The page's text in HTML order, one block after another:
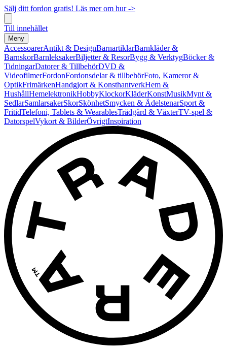
Sälj ditt fordon gratis! Läs mer om hur ->
Till innehållet
Meny
AccessoarerAntikt & DesignBarnartiklarBarnkläder &
BarnskorBarnleksakerBiljetter & ResorBygg & VerktygBöcker &
TidningarDatorer & TillbehörDVD &
VideofilmerFordonFordonsdelar & tillbehörFoto, Kameror &
OptikFrimärkenHandgjort & KonsthantverkHem &
HushållHemelektronikHobbyKlockorKläderKonstMusikMynt &
SedlarSamlarsakerSkorSkönhetSmycken & ÄdelstenarSport &
FritidTelefoni, Tablets & WearablesTrädgård & VäxterTV-spel &
DatorspelVykort & BilderÖvrigtInspiration